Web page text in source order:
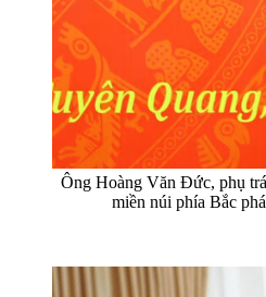
Ông Hoàng Văn Đức, phụ
miền núi phía Bắc